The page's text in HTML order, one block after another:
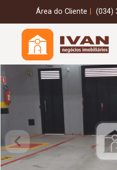
Área do Cliente (034)